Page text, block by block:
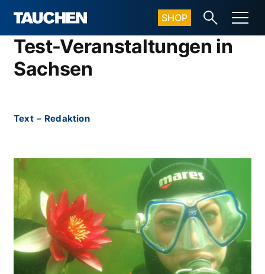
SHOP
Test-Veranstaltungen in
Sachsen
Text – Redaktion